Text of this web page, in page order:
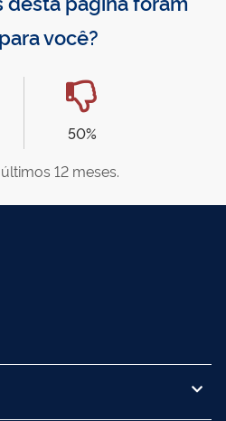
você?
50%
12 meses.